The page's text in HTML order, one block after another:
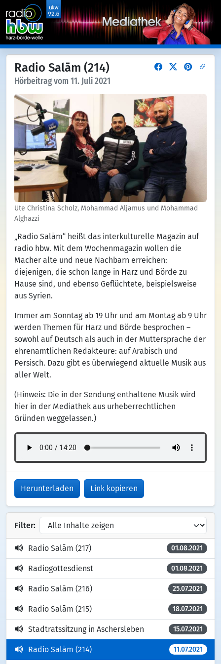
Radio Salām (214)
Hörbeitrag vom 11. Juli 2021
Ute Christina Scholz, Mohammad Aljamus und Mohammad
Alghazzi
„Radio Salām“ heißt das interkulturelle Magazin auf
radio hbw. Mit dem Wochenmagazin wollen die
Macher alte und neue Nachbarn erreichen:
diejenigen, die schon lange in Harz und Börde zu
Hause sind, und ebenso Geflüchtete, beispielsweise
aus Syrien.
Immer am Sonntag ab 19 Uhr und am Montag ab 9 Uhr
werden Themen für Harz und Börde besprochen –
sowohl auf Deutsch als auch in der Muttersprache der
ehrenamtlichen Redakteure: auf Arabisch und
Persisch. Dazu gibt es überwiegend aktuelle Musik aus
aller Welt.
(Hinweis: Die in der Sendung enthaltene Musik wird
hier in der Mediathek aus urheberrechtlichen
Gründen weggelassen.)
Herunterladen Link kopieren
Filter:
Radio Salām (217) 01.08.2021
Radiogottesdienst 01.08.2021
Radio Salām (216) 25.07.2021
Radio Salām (215) 18.07.2021
Stadtratssitzung in Aschersleben 15.07.2021
Radio Salām (214) 11.07.2021